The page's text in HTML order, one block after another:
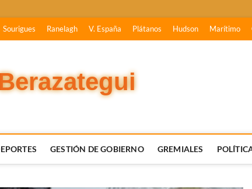
Sourigues Ranelagh V. España Plátanos Hudson Marítimo
GESTIÓN DE GOBIERNO GREMIALES